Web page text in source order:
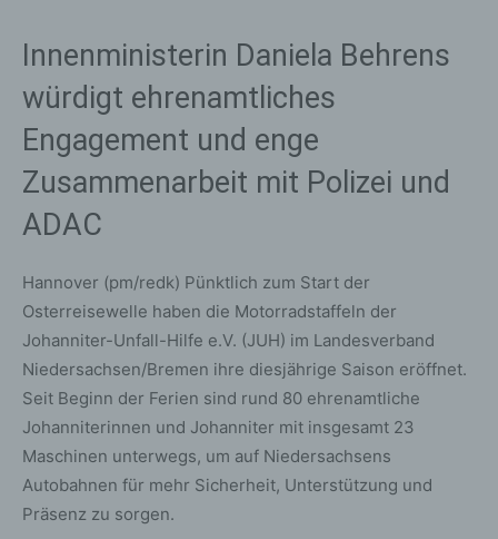
Innenministerin Daniela Behrens
würdigt ehrenamtliches
Engagement und enge
Zusammenarbeit mit Polizei und
ADAC
Hannover (pm/redk) Pünktlich zum Start der
Osterreisewelle haben die Motorradstaffeln der
Johanniter-Unfall-Hilfe e.V. (JUH) im Landesverband
Niedersachsen/Bremen ihre diesjährige Saison eröffnet.
Seit Beginn der Ferien sind rund 80 ehrenamtliche
Johanniterinnen und Johanniter mit insgesamt 23
Maschinen unterwegs, um auf Niedersachsens
Autobahnen für mehr Sicherheit, Unterstützung und
Präsenz zu sorgen.